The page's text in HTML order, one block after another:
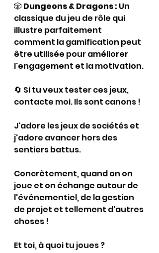
🎲 Dungeons & Dragons : Un
classique du jeu de rôle qui
illustre parfaitement
comment la gamification peut
être utilisée pour améliorer
l'engagement et la motivation.
🔄 Si tu veux tester ces jeux,
contacte moi. Ils sont canons !
J'adore les jeux de sociétés et
j'adore avancer hors des
sentiers battus.
Concrètement, quand on on
joue et on échange autour de
l'événementiel, de la gestion
de projet et tellement d'autres
choses !
Et toi, à quoi tu joues ?